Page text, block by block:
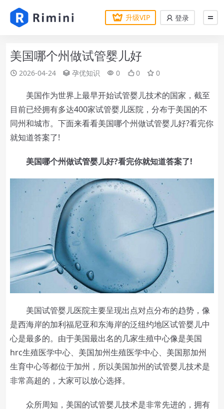
升级VIP 登录
美国哪个州做试管婴儿好
2026-04-24 孕优知识 0 0 0
美国作为世界上最早开始试管婴儿技术的国家，截至
目前已经拥有多达400家试管婴儿医院，分布于美国的不
同州和城市。下面来看看美国哪个州做试管婴儿好?看完你
就知道答案了!
美国哪个州做试管婴儿好?看完你就知道答案了!
美国试管婴儿医院主要呈现出点对点分布的趋势，像
是西海岸的加利福尼亚和东海岸的泛纽约地区试管婴儿中
心是最多的。由于美国最出名的几家生殖中心像是美国
hrc生殖医学中心、美国加州生殖医学中心、美国那加州
生育中心等都位于加州，所以美国加州的试管婴儿技术是
非常高超的，大家可以放心选择。
众所周知，美国的试管婴儿技术是非常先进的，拥有